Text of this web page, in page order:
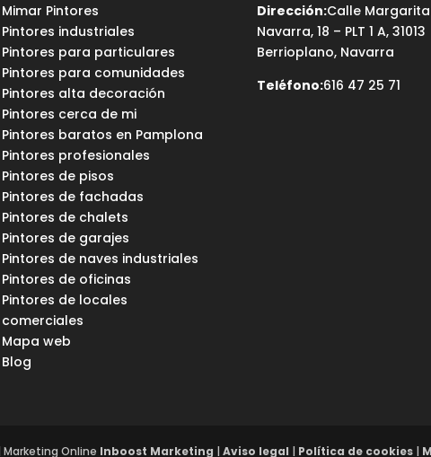
Mimar Pintores
Pintores industriales
Pintores para particulares
Pintores para comunidades
Pintores alta decoración
Pintores cerca de mi
Pintores baratos en Pamplona
Pintores profesionales
Pintores de pisos
Pintores de fachadas
Pintores de chalets
Pintores de garajes
Pintores de naves industriales
Pintores de oficinas
Pintores de locales
comerciales
Mapa web
Blog
Dirección:Calle
Navarra, 18 – PLT 1 A, 31013
Berrioplano, Navarra
Teléfono:616 47 25 71
Marketing Online Inboost Marketing |Aviso legal | Política de cookies |